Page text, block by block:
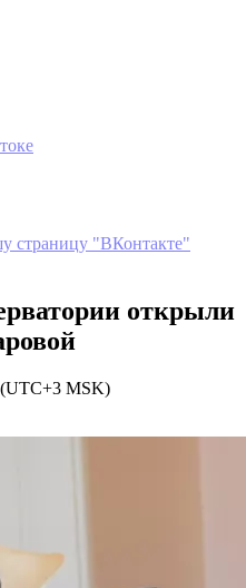
страницу "ВКонтакте"
открыли
(UTC+3 MSK)